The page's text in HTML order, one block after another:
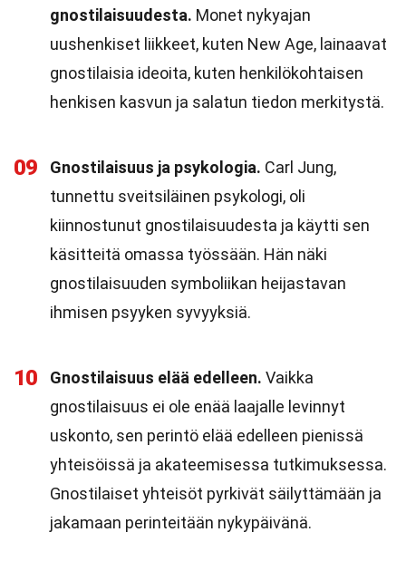
gnostilaisuudesta. Monet nykyajan
uushenkiset liikkeet, kuten New Age, lainaavat
gnostilaisia ideoita, kuten henkilökohtaisen
henkisen kasvun ja salatun tiedon merkitystä.
09 Gnostilaisuus ja psykologia. Carl Jung,
tunnettu sveitsiläinen psykologi, oli
kiinnostunut gnostilaisuudesta ja käytti sen
käsitteitä omassa työssään. Hän näki
gnostilaisuuden symboliikan heijastavan
ihmisen psyyken syvyyksiä.
10 Gnostilaisuus elää edelleen. Vaikka
gnostilaisuus ei ole enää laajalle levinnyt
uskonto, sen perintö elää edelleen pienissä
yhteisöissä ja akateemisessa tutkimuksessa.
Gnostilaiset yhteisöt pyrkivät säilyttämään ja
jakamaan perinteitään nykypäivänä.